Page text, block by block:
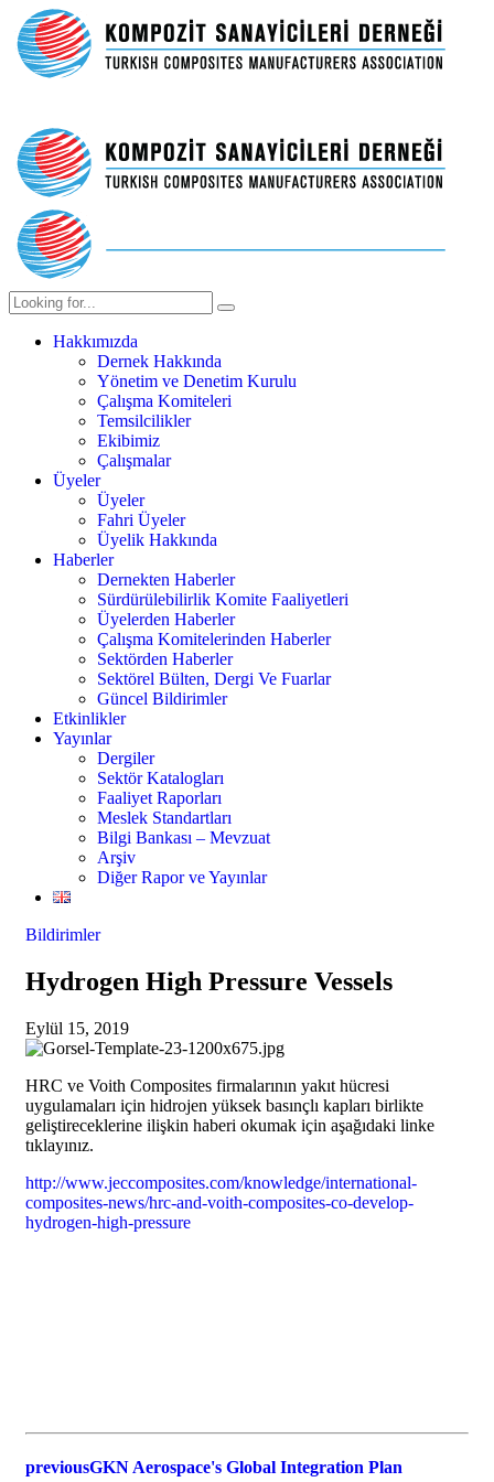
Hakkımızda
Dernek Hakkında
Yönetim ve Denetim Kurulu
Çalışma Komiteleri
Temsilcilikler
Ekibimiz
Çalışmalar
Üyeler
Üyeler
Fahri Üyeler
Üyelik Hakkında
Haberler
Dernekten Haberler
Sürdürülebilirlik Komite Faaliyetleri
Üyelerden Haberler
Çalışma Komitelerinden Haberler
Sektörden Haberler
Sektörel Bülten, Dergi Ve Fuarlar
Güncel Bildirimler
Etkinlikler
Yayınlar
Dergiler
Sektör Katalogları
Faaliyet Raporları
Meslek Standartları
Bilgi Bankası – Mevzuat
Arşiv
Diğer Rapor ve Yayınlar
Bildirimler
Hydrogen High Pressure Vessels
Eylül 15, 2019
HRC ve Voith Composites firmalarının yakıt hücresi
uygulamaları için hidrojen yüksek basınçlı kapları birlikte
geliştireceklerine ilişkin haberi okumak için aşağıdaki linke
tıklayınız.
http://www.jeccomposites.com/knowledge/international-
composites-news/hrc-and-voith-composites-co-develop-
hydrogen-high-pressure
previousGKN Aerospace's Global Integration Plan